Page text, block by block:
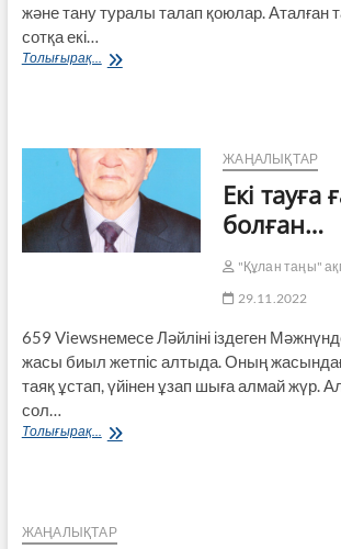
және тану туралы талап қоюлар. Аталған
сотқа екі…
Толығырақ...
Әкімшілік
бе?
ЖАҢАЛЫҚТАР
Екі
болған…
"Құлан таңы"
29.11.2022
659 Viewsнемесе Ләйліні іздеген
жасы биыл жетпіс алтыда. Оның
таяқ ұстап, үйінен ұзап шыға алмай жүр.
сол…
Толығырақ...
Екі
ЖАҢАЛЫҚТАР